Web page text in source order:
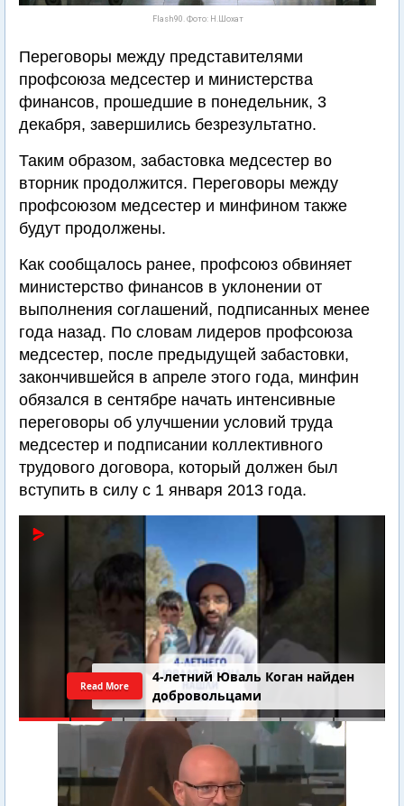
Flash90. Фото: Н.Шохат
Переговоры между представителями
профсоюза медсестер и министерства
финансов, прошедшие в понедельник, 3
декабря, завершились безрезультатно.
Таким образом, забастовка медсестер во
вторник продолжится. Переговоры между
профсоюзом медсестер и минфином также
будут продолжены.
Как сообщалось ранее, профсоюз обвиняет
министерство финансов в уклонении от
выполнения соглашений, подписанных менее
года назад. По словам лидеров профсоюза
медсестер, после предыдущей забастовки,
закончившейся в апреле этого года, минфин
обязался в сентябре начать интенсивные
переговоры об улучшении условий труда
медсестер и подписании коллективного
трудового договора, который должен был
вступить в силу с 1 января 2013 года.
4-летний Юваль Коган найден
добровольцами
Read More